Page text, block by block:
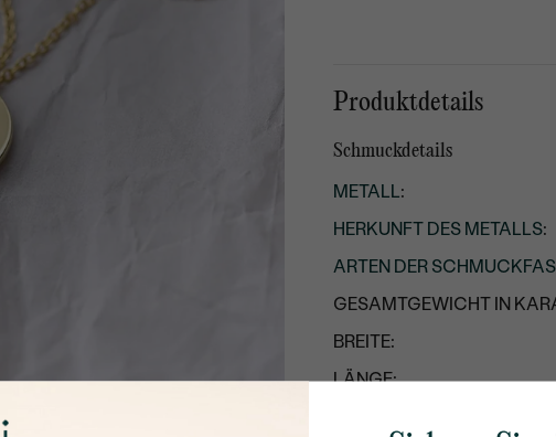
Produktdetails
Schmuckdetails
METALL:
HERKUNFT DES METALLS:
ARTEN DER
GESAMTGEWICHT IN
BREITE:
LÄNGE: